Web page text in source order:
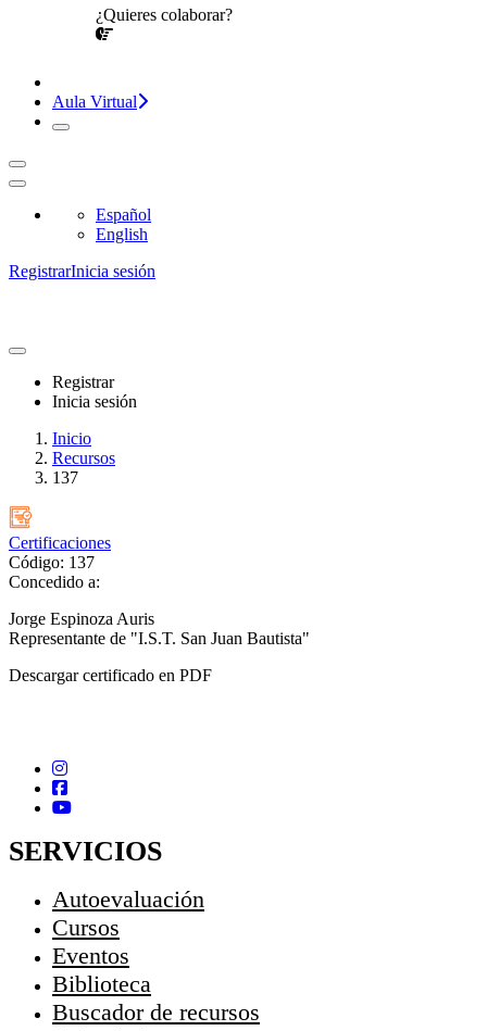
¿Quieres colaborar?
Aula Virtual
Español
English
RegistrarInicia sesión
Registrar
Inicia sesión
Inicio
Recursos
137
Certificaciones
Código: 137
Concedido a:
Jorge Espinoza Auris
Representante de "I.S.T. San Juan Bautista"
Descargar certificado en PDF
SERVICIOS
Autoevaluación
Cursos
Eventos
Biblioteca
Buscador de recursos